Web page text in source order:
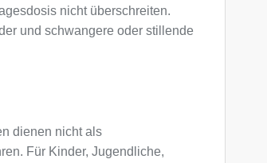
nicht überschreiten.
und schwangere oder stillende
dienen nicht als
Für Kinder, Jugendliche,